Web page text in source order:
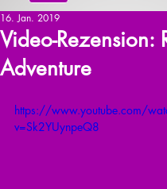
Video-Rezension:
Adventure
16. Jan. 2019
https://www.youtube.com/
v=Sk2YUynpeQ8